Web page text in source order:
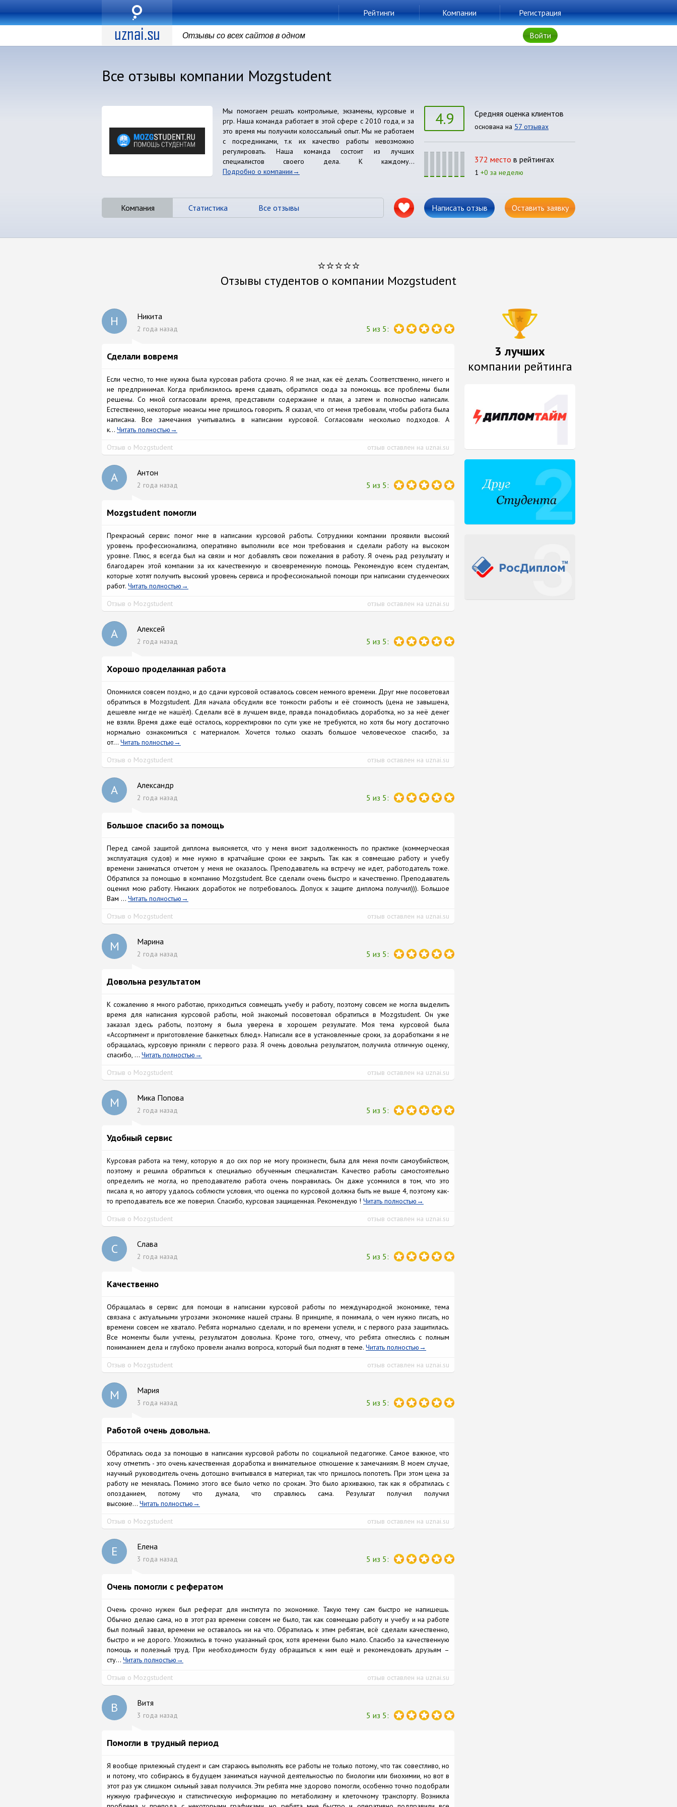
Рейтинги Компании Регистрация
Отзывы со всех сайтов в одном Войти
Все отзывы компании Mozgstudent
Мы помогаем решать контрольные, экзамены, курсовые и
ргр. Наша команда работает в этой сфере с 2010 года, и за
это время мы получили колоссальный опыт. Мы не работаем
с посредниками, т.к их качество работы невозможно
регулировать. Наша команда состоит из лучших
специалистов своего дела. К каждому...
Подробно о компании
4.9 Средняя оценка клиентов
основана на 57 отзывах
372 место в рейтингах
1 +0 за неделю
Компания Статистика Все отзывы Написать отзыв Оставить заявку
⭐⭐⭐⭐⭐
Отзывы студентов о компании Mozgstudent
Н Никита
2 года назад 5 из 5:
Сделали вовремя
Если честно, то мне нужна была курсовая работа срочно. Я не знал, как её делать. Соответственно, ничего и
не предпринимал. Когда приблизилось время сдавать, обратился сюда за помоющь. все проблемы были
решены. Со мной согласовали время, представили содержание и план, а затем и полностью написали.
Естественно, некоторые нюансы мне пришлось говорить. Я сказал, что от меня требовали, чтобы работа была
написана. Все замечания учитывались в написании курсовой. Согласовали несколько подходов. А
к... Читать полностью
Отзыв о Mozgstudent
отзыв оставлен на uznai.su
А Антон
2 года назад 5 из 5:
Mozgstudent помогли
Прекрасный сервис помог мне в написании курсовой работы. Сотрудники компании проявили высокий
уровень профессионализма, оперативно выполнили все мои требования и сделали работу на высоком
уровне. Плюс, я всегда был на связи и мог добавлять свои пожелания в работу. Я очень рад результату и
благодарен этой компании за их качественную и своевременную помощь. Рекомендую всем студентам,
которые хотят получить высокий уровень сервиса и профессиональной помощи при написании студенческих
работ. Читать полностью
Отзыв о Mozgstudent
отзыв оставлен на uznai.su
А Алексей
2 года назад 5 из 5:
Хорошо проделанная работа
Опомнился совсем поздно, и до сдачи курсовой оставалось совсем немного времени. Друг мне посоветовал
обратиться в Mozgstudent. Для начала обсудили все тонкости работы и её стоимость (цена не завышена,
дешевле нигде не нашёл). Сделали всё в лучшем виде, правда понадобилась доработка, но за неё денег
не взяли. Время даже ещё осталось, корректировки по сути уже не требуются, но хотя бы могу достаточно
нормально ознакомиться с материалом. Хочется только сказать большое человеческое спасибо, за
от... Читать полностью
Отзыв о Mozgstudent
отзыв оставлен на uznai.su
А Александр
2 года назад 5 из 5:
Большое спасибо за помощь
Перед самой защитой диплома выясняется, что у меня висит задолженность по практике (коммерческая
эксплуатация судов) и мне нужно в кратчайшие сроки ее закрыть. Так как я совмещаю работу и учебу
времени заниматься отчетом у меня не оказалось. Преподаватель на встречу не идет, работодатель тоже.
Обратился за помощью в компанию Mozgstudent. Все сделали очень быстро и качественно. Преподаватель
оценил мою работу. Никаких доработок не потребовалось. Допуск к защите диплома получил))). Большое
Вам ... Читать полностью
Отзыв о Mozgstudent
отзыв оставлен на uznai.su
М Марина
2 года назад 5 из 5:
Довольна результатом
К сожалению я много работаю, приходиться совмещать учебу и работу, поэтому совсем не могла выделить
время для написания курсовой работы, мой знакомый посоветовал обратиться в Mozgstudent. Он уже
заказал здесь работы, поэтому я была уверена в хорошем результате. Моя тема курсовой была
«Ассортимент и приготовление банкетных блюд». Написали все в установленные сроки, за доработками я не
обращалась, курсовую приняли с первого раза. Я очень довольна результатом, получила отличную оценку,
спасибо, ... Читать полностью
Отзыв о Mozgstudent
отзыв оставлен на uznai.su
М Мика Попова
2 года назад 5 из 5:
Удобный сервис
Курсовая работа на тему, которую я до сих пор не могу произнести, была для меня почти самоубийством,
поэтому и решила обратиться к специально обученным специалистам. Качество работы самостоятельно
определить не могла, но преподавателю работа очень понравилась. Он даже усомнился в том, что это
писала я, но автору удалось соблюсти условия, что оценка по курсовой должна быть не выше 4, поэтому как-
то преподаватель все же поверил. Спасибо, курсовая защищенная. Рекомендую ! Читать полностью
Отзыв о Mozgstudent
отзыв оставлен на uznai.su
С Слава
2 года назад 5 из 5:
Качественно
Обращалась в сервис для помощи в написании курсовой работы по международной экономике, тема
связана с актуальными угрозами экономике нашей страны. В принципе, я понимала, о чем нужно писать, но
времени совсем не хватало. Ребята нормально сделали, и по времени успели, и с первого раза защитилась.
Все моменты были учтены, результатом довольна. Кроме того, отмечу, что ребята отнеслись с полным
пониманием дела и глубоко провели анализ вопроса, который был поднят в теме. Читать полностью
Отзыв о Mozgstudent
отзыв оставлен на uznai.su
М Мария
3 года назад 5 из 5:
Работой очень довольна.
Обратилась сюда за помощью в написании курсовой работы по социальной педагогике. Самое важное, что
хочу отметить - это очень качественная доработка и внимательное отношение к замечаниям. В моем случае,
научный руководитель очень дотошно вчитывался в материал, так что пришлось попотеть. При этом цена за
работу не менялась. Помимо этого все было четко по срокам. Это было архиважно, так как я обратилась с
опозданием, потому что думала, что справлюсь сама. Результат получил получил
высокие... Читать полностью
Отзыв о Mozgstudent
отзыв оставлен на uznai.su
Е Елена
3 года назад 5 из 5:
Очень помогли с рефератом
Очень срочно нужен был реферат для института по экономике. Такую тему сам быстро не напишешь.
Обычно делаю сама, но в этот раз времени совсем не было, так как совмещаю работу и учебу и на работе
был полный завал, времени не оставалось ни на что. Обратилась к этим ребятам, всё сделали качественно,
быстро и не дорого. Уложились в точно указанный срок, хотя времени было мало. Спасибо за качественную
помощь и полезный труд. При необходимости буду обращаться к ним ещё и рекомендовать друзьям –
сту... Читать полностью
Отзыв о Mozgstudent
отзыв оставлен на uznai.su
В Витя
3 года назад 5 из 5:
Помогли в трудный период
Я вообще прилежный студент и сам стараюсь выполнять все работы не только потому, что так совестливо, но
и потому, что собираюсь в будущем заниматься научной деятельностью по биологии или биохимии, но вот в
этот раз уж слишком сильный завал получился. Эти ребята мне здорово помогли, особенно точно подобрали
нужную графическую и статистическую информацию по метаболизму и клеточному транспорту. Возникла
3 лучших
компании рейтинга